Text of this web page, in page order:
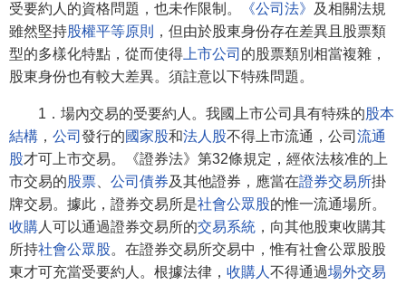
受要約人的資格問題，也未作限制。
《公司法》
及相關法規
雖然堅持股權平等原則
，但由於股東身份存在差異且股票類
型的多樣化特點，從而使得 上市公司 的股票類別相當複雜，
股東身份也有較大差異。須註意以下特殊問題。
1．場內交易的受要約人。我國上市公司具有特殊的股本
結構 ， 公司 發行的國家股和法人股不得上市流通，公司 流通
股才可上市交易。《證券法》第32條規定，經依法核准的上
市交易的股票 公司債券及其他證券，應當在證券交易所掛
牌交易。據此，證券交易所是社會公眾股的惟一流通場所。
收購 人可以通過證券交易所的交易系統 ，向其他股東收購其
所持社會公眾股。在證券交易所交易中，惟有社會公眾股股
東才可充當受要約人。根據法律， 收購人 不得通過場外交易